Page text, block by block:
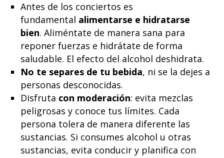
Antes de los conciertos es
fundamental alimentarse e hidratarse
bien. Aliméntate de manera sana para
reponer fuerzas e hidrátate de forma
saludable. El efecto del alcohol deshidrata.
No te separes de tu bebida, ni se la dejes a
personas desconocidas.
Disfruta con moderación: evita mezclas
peligrosas y conoce tus límites. Cada
persona tolera de manera diferente las
sustancias. Si consumes alcohol u otras
sustancias, evita conducir y planifica con